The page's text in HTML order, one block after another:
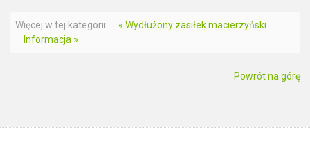
Więcej w tej kategorii:
« Wydłużony zasiłek macierzyński
Informacja »
Powrót na górę